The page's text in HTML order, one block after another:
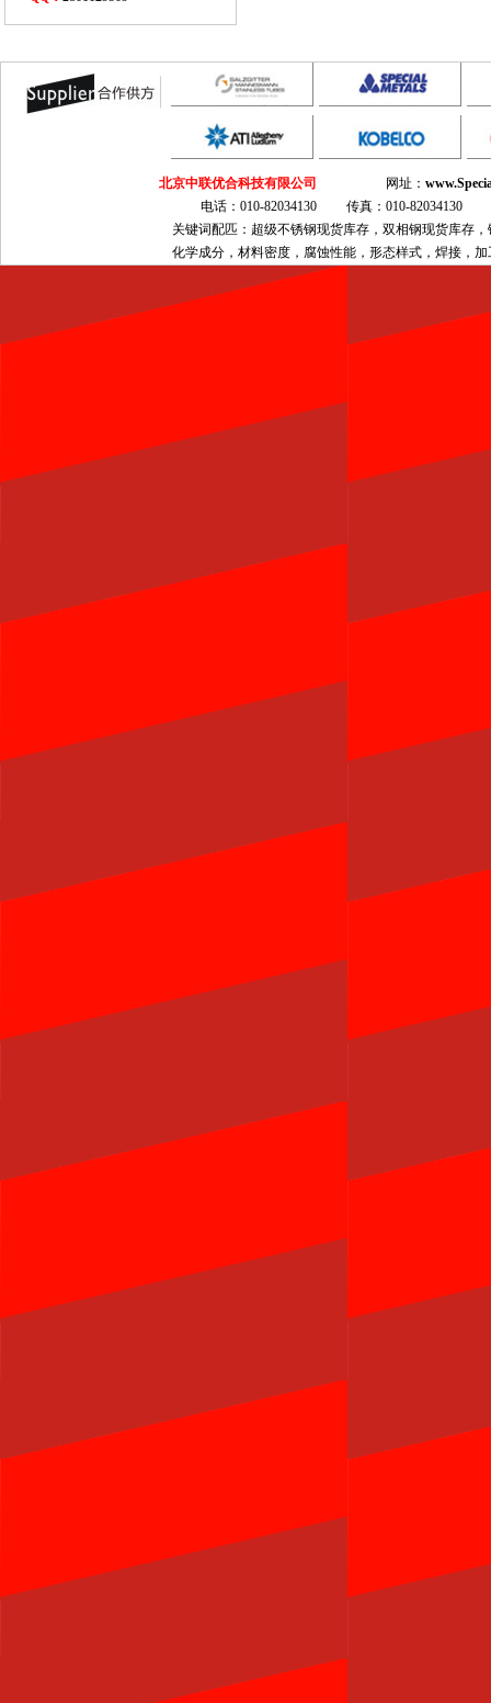
北京中联优合科技有限公司 网址：
电话：010-82034130 传真：010-
关键词配匹：超级不锈钢现货库存，双相钢现货库存，镍基合金
化学成分，材料密度，腐蚀性能，形态样式，焊接，加工，热